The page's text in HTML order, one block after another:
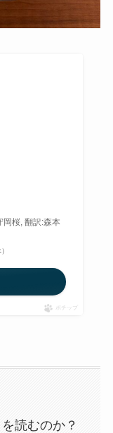
岡桜, 翻訳:森本
ポチップ
読むのか？